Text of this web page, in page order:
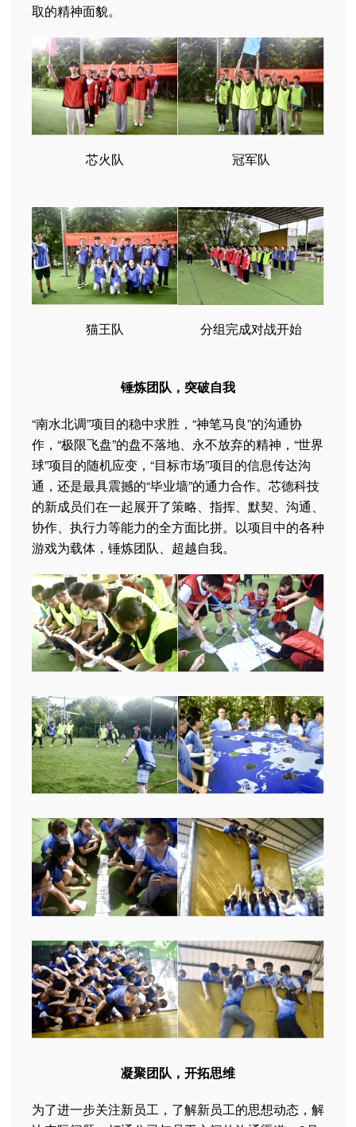
取的精神面貌。
芯火队 冠军队
猫王队 分组完成对战开始
锤炼团队，突破自我
“南水北调”项目的稳中求胜，“神笔马良”的沟通协
作，“极限飞盘”的盘不落地、永不放弃的精神，“世界
球”项目的随机应变，“目标市场”项目的信息传达沟
通，还是最具震撼的“毕业墙”的通力合作。芯德科技
的新成员们在一起展开了策略、指挥、默契、沟通、
协作、执行力等能力的全方面比拼。以项目中的各种
游戏为载体，锤炼团队、超越自我。
凝聚团队，开拓思维
为了进一步关注新员工，了解新员工的思想动态，解